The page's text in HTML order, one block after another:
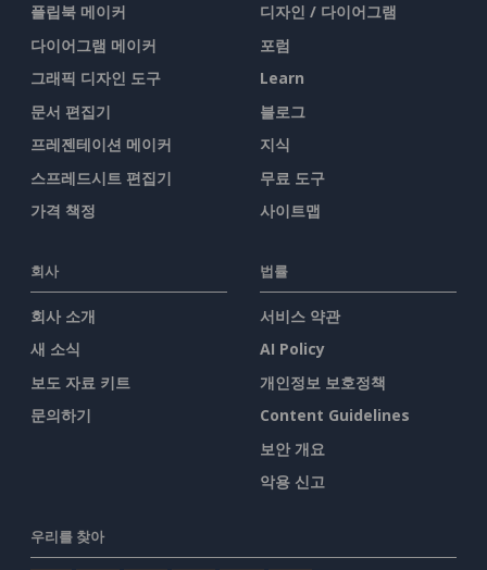
플립북 메이커
다이어그램 메이커
그래픽 디자인 도구
문서 편집기
프레젠테이션 메이커
스프레드시트 편집기
가격 책정
디자인 / 다이어그램
포럼
Learn
블로그
지식
무료 도구
사이트맵
회사
회사 소개
새 소식
보도 자료 키트
문의하기
법률
서비스 약관
AI Policy
개인정보 보호정책
Content Guidelines
보안 개요
악용 신고
우리를 찾아